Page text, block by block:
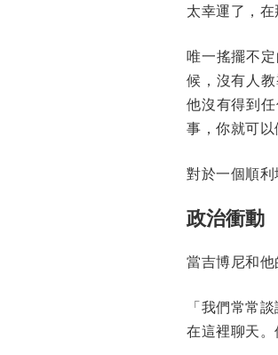
太幸運了，
唯一搖擺不
候，沒有人
他沒有得到
事，你就可以
對於一個順
政治衝動
當吉博尼和他
「我們常常
在這裡聊天。